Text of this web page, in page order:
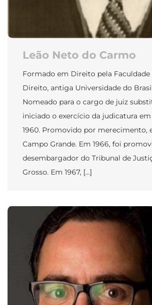
Leão Neto do Carmo
Formado em Direito pela Faculdade
Direito, antiga Universidade do
Nomeado para o cargo de juiz
iniciado o exercício da judicatura
1960. Promovido por merecimento,
Campo Grande. Em 1966, foi
desembargador do Tribunal de
Grosso. Em 1967, […]